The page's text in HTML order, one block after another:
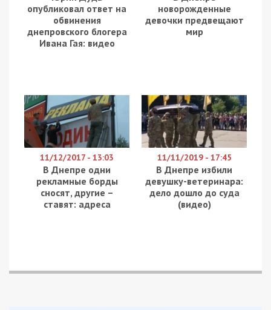
опубликовал ответ на
обвинения
днепровского блогера
Ивана Гая: видео
новорожденные
девочки предвещают
мир
11/12/2017 - 13:03
В Днепре одни
рекламные борды
сносят, другие –
ставят: адреса
11/11/2019 - 17:45
В Днепре избили
девушку-ветеринара:
дело дошло до суда
(видео)